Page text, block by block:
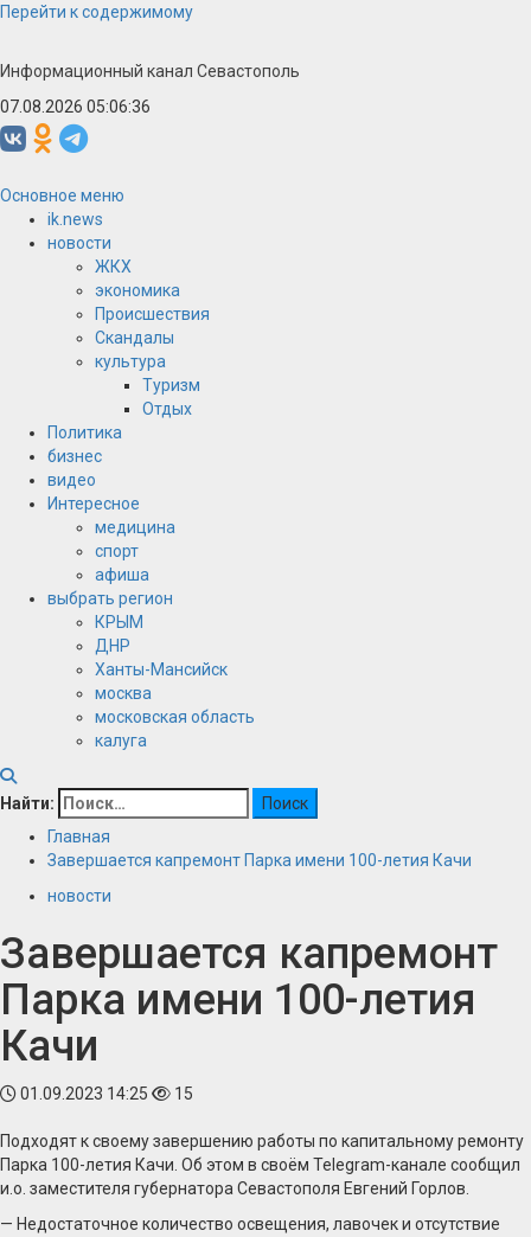
Перейти к содержимому
Информационный канал Севастополь
07.08.2026 05:06:36
Основное меню
ik.news
новости
ЖКХ
экономика
Происшествия
Скандалы
культура
Туризм
Отдых
Политика
бизнес
видео
Интересное
медицина
спорт
афиша
выбрать регион
КРЫМ
ДНР
Ханты-Мансийск
москва
московская область
калуга
Найти:
Главная
Завершается капремонт Парка имени 100-летия Качи
новости
Завершается капремонт
Парка имени 100-летия
Качи
01.09.2023 14:25 15
Подходят к своему завершению работы по капитальному ремонту
Парка 100-летия Качи. Об этом в своём Telegram-канале сообщил
и.о. заместителя губернатора Севастополя Евгений Горлов.
— Недостаточное количество освещения, лавочек и отсутствие